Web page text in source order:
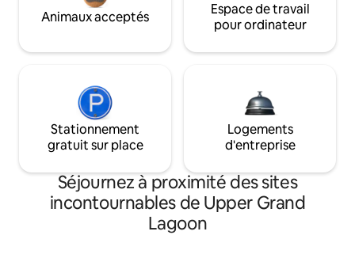
Animaux acceptés
Espace de travail
pour ordinateur
Stationnement
gratuit sur place
Logements
d'entreprise
Séjournez à proximité des sites
incontournables de Upper Grand
Lagoon